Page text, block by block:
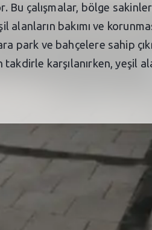
Bu çalışmalar, bölge
alanların bakımı ve
park ve bahçelere sahip
karşılanırken, yeşil